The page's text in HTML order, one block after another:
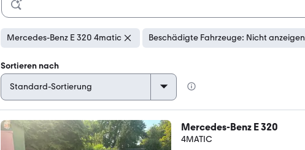
Mercedes-Benz E 320 4matic Beschädigte Fahrzeuge: Nicht anzeigen
Sortieren nach
Mercedes-Benz E 320
4MATIC